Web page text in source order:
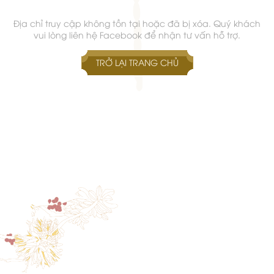
Địa chỉ truy cập không tồn tại hoặc đã bị xóa. Quý khách
vui lòng liên hệ Facebook để nhận tư vấn hỗ trợ.
TRỞ LẠI TRANG CHỦ